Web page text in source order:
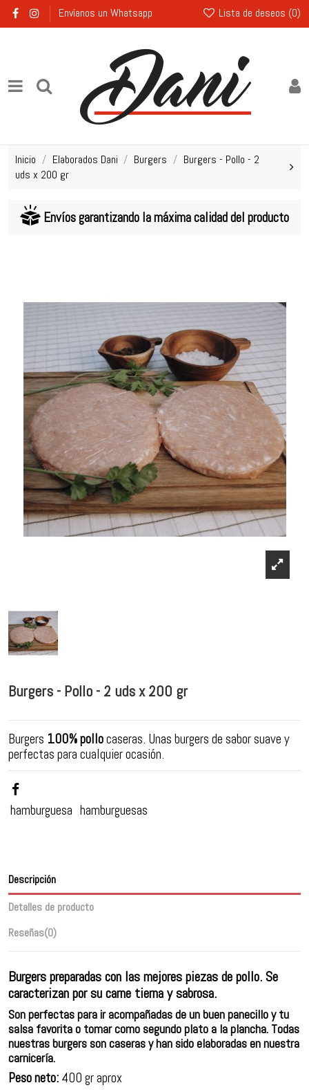
Envíanos un Whatsapp Lista de deseos (0)
Inicio Elaborados Dani Burgers
Burgers - Pollo - 2
uds x 200 gr
Envíos garantizando la máxima calidad del producto
Burgers - Pollo - 2 uds x 200 gr
Burgers 100% pollocaseras. Unas burgers de sabor suave y
perfectas para cualquier ocasión.
hamburguesa hamburguesas
Descripción
Detalles de producto
Reseñas(0)
Burgers preparadas con las mejores piezas de pollo. Se
caracterizan por su carne tierna y sabrosa.
Son perfectas para ir acompañadas de un buen panecillo y tu
salsa favorita o tomar como segundo plato a la plancha. Todas
nuestras burgers son caseras y han sido elaboradas en nuestra
carnicería.
Peso neto: 400 gr aprox